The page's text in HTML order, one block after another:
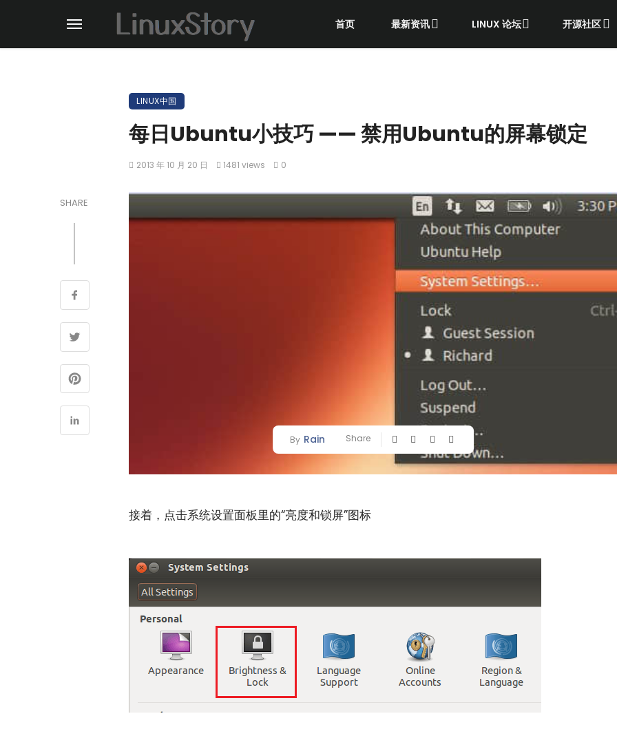
首页 最新资讯 LINUX 论坛 开源社区
LINUX中国
每日Ubuntu小技巧 —— 禁用Ubuntu的屏幕锁定
2013 年 10 月 20 日 1481 views 0
SHARE
By Rain Share
接着，点击系统设置面板里的“亮度和锁屏”图标